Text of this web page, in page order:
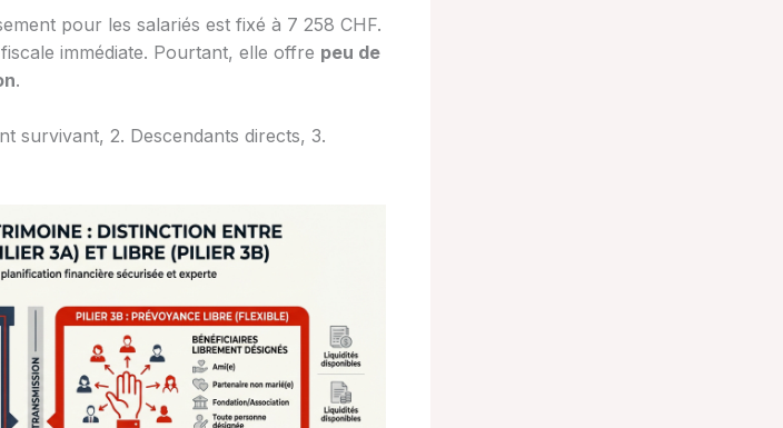
pour les salariés est fixé à 7 258 CHF.
immédiate. Pourtant, elle offre peu de
.
survivant, 2. Descendants directs, 3.